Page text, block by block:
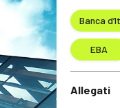
Banca
EBA
Allegati